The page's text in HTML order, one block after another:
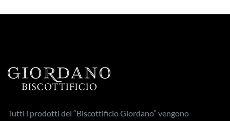
Tutti i prodotti del “Biscottificio Giordano” vengono